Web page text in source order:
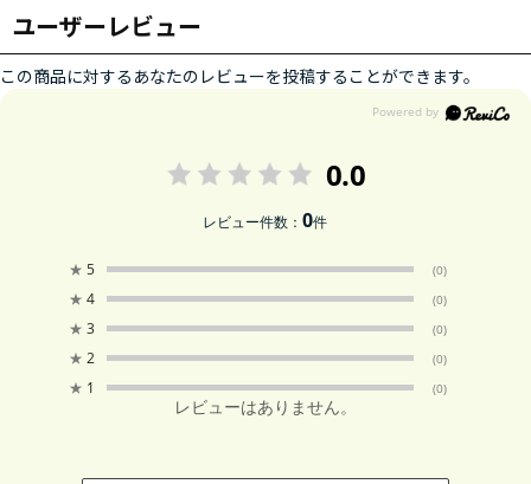
ユーザーレビュー
この商品に対するあなたのレビューを投稿することができます。
0.0
レビュー件数：0件
★ 5 (0)
★ 4 (0)
★ 3 (0)
★ 2 (0)
★ 1 (0)
レビューはありません。